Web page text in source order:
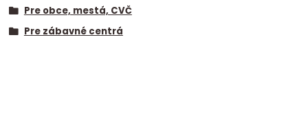
Pre obce, mestá, CVČ
Pre zábavné centrá